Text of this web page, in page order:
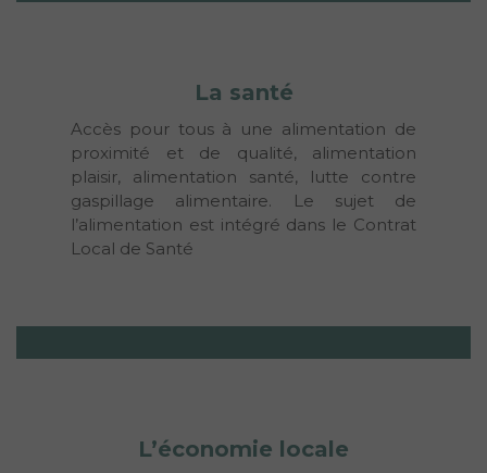
La santé
Accès pour tous à une alimentation de
proximité et de qualité, alimentation
plaisir, alimentation santé, lutte contre
gaspillage alimentaire. Le sujet de
l’alimentation est intégré dans le Contrat
Local de Santé
L’économie locale